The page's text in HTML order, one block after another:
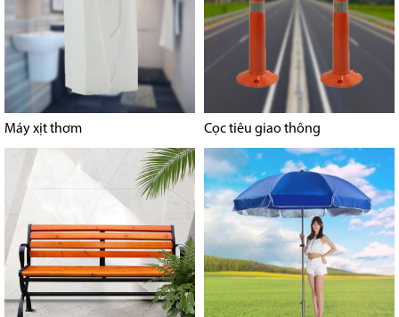
Máy xịt thơm Cọc tiêu giao thông